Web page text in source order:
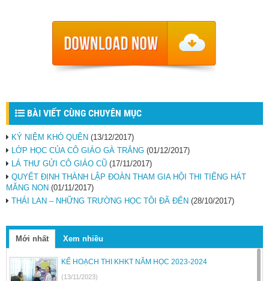
BÀI VIẾT CÙNG CHUYÊN MỤC
KỶ NIỆM KHÓ QUÊN (13/12/2017)
LỚP HỌC CỦA CÔ GIÁO GÀ TRẮNG (01/12/2017)
LÁ THƯ GỬI CÔ GIÁO CŨ (17/11/2017)
QUYẾT ĐỊNH THÀNH LẬP ĐOÀN THAM GIA HỘI THI TIẾNG HÁT
MĂNG NON (01/11/2017)
THÁI LAN – NHỮNG TRƯỜNG HỌC TÔI ĐÃ ĐẾN (28/10/2017)
Mới nhất Xem nhiều
KẾ HOẠCH THI KHKT NĂM HỌC 2023-2024
(13/11/2023)